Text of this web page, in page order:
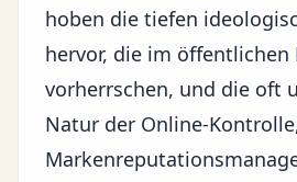
hoben die tiefen
hervor, die im öffentlichen
vorherrschen, und die oft
Natur der Online-